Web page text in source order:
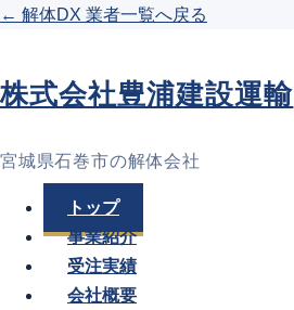
← 解体DX 業者一覧へ戻る
株式会社豊浦建設運輸
宮城県石巻市の解体会社
トップ
事業紹介
受注実績
会社概要